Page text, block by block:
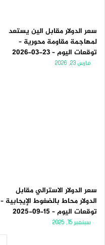
سعر الدولار مقابل الين يستعد
لمهاجمة مقاومة محورية –
توقعات اليوم – 23-03-2026
مارس 23, 2026
سعر الدولار الاسترالي مقابل
الدولار محاط بالضغوط الإيجابية –
توقعات اليوم – 15-09-2025
سبتمبر 15, 2025